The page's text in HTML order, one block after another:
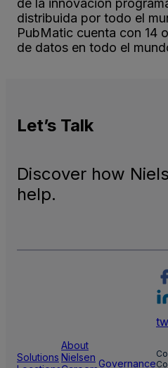
distribuida por todo el
PubMatic cuenta con 14
de datos en todo el
Let’s Talk
Discover how
help.
Solutions
About
Nielsen Governance